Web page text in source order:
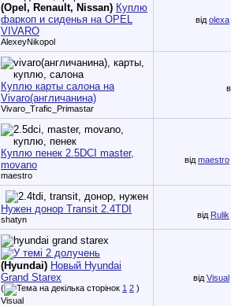
(Opel, Renault, Nissan) Куплю
фаркоп и сиденья на OPEL
VIVARO
AlexeyNikopol
від olexa
Куплю карты салона на
Vivaro(англичанина)
Vivaro_Trafic_Primastar
Куплю пенек 2.5DCI master,
movano
maestro
від maestro
Нужен донор Transit 2.4TDI
shatyn від Rulik
(Hyundai) Новый Hyundai
Grand Starex
( 1 2 )
Visual
від Visual